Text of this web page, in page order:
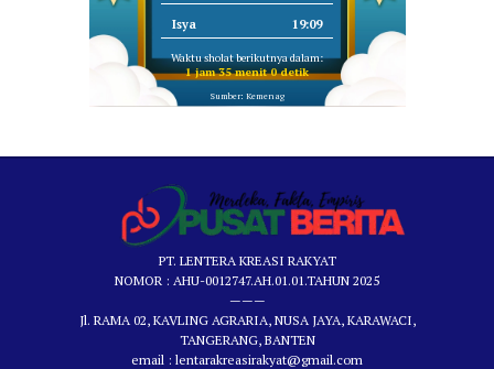
Isya 19:09
Waktu sholat berikutnya dalam:
1 jam 34 menit 59 detik
Sumber: Kemenag
PT. LENTERA KREASI RAKYAT
NOMOR : AHU-0012747.AH.01.01.TAHUN 2025
———
Jl. RAMA 02, KAVLING AGRARIA, NUSA JAYA, KARAWACI,
TANGERANG, BANTEN
email : lentarakreasirakyat@gmail.com